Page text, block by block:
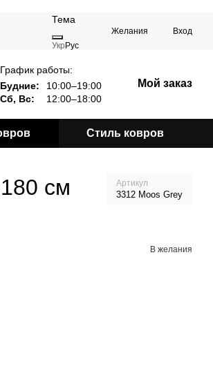
Тема
Укр Рус
Желания Вход
График работы:
Будние:
10:00–19:00
Сб, Вс:
12:00–18:00
Мой заказ
Стиль ковров
см Артикул
3312 Moos Grey
В желания